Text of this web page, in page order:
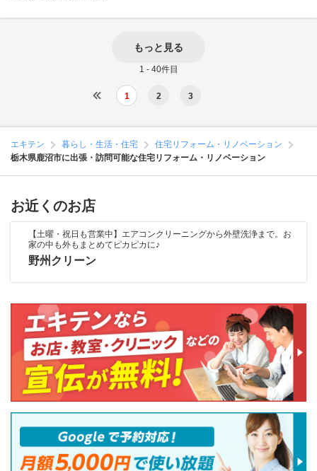
もっと見る
1 - 40件目
1 2 3
エキテン 暮らし・生活・住宅
住宅リフォーム・リノベーション
栃木県鹿沼市に出張・訪問可能な住宅リフォーム・リノベーション
お近くのお店
【土曜・祝日も営業中】エアコンクリーニングから外壁洗浄まで。お
家の中も外もまとめてピカピカに♪
野州クリーン